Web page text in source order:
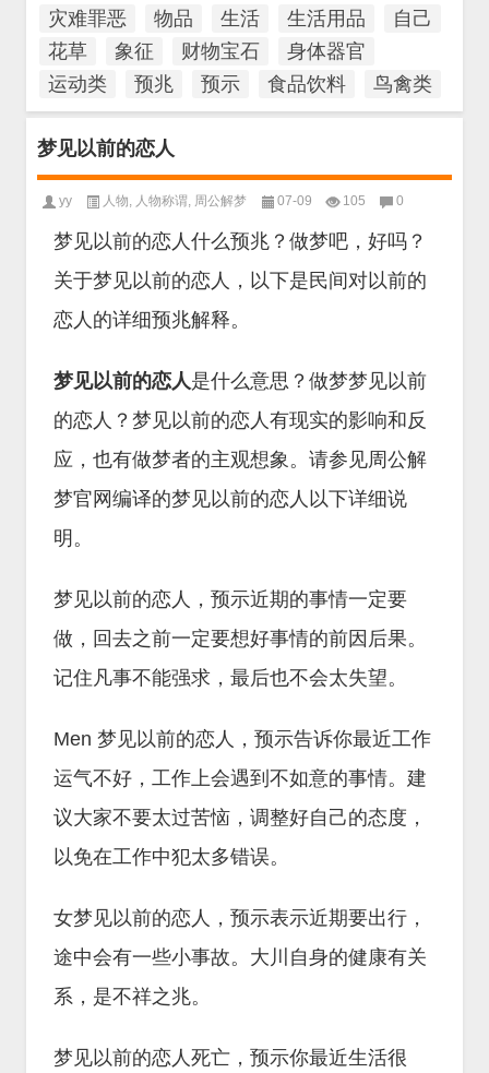
灾难罪恶
物品 生活 生活用品
自己
花草
象征 财物宝石
身体器官
运动类
预兆 预示 食品饮料 鸟禽类
梦见以前的恋人
yy 人物, 人物称谓, 周公解梦 07-09 105 0
梦见以前的恋人什么预兆？做梦吧，好吗？
关于梦见以前的恋人，以下是民间对以前的
恋人的详细预兆解释。
梦见以前的恋人是什么意思？做梦梦见以前
的恋人？梦见以前的恋人有现实的影响和反
应，也有做梦者的主观想象。请参见周公解
梦官网编译的梦见以前的恋人以下详细说
明。
梦见以前的恋人，预示近期的事情一定要
做，回去之前一定要想好事情的前因后果。
记住凡事不能强求，最后也不会太失望。
Men 梦见以前的恋人，预示告诉你最近工作
运气不好，工作上会遇到不如意的事情。建
议大家不要太过苦恼，调整好自己的态度，
以免在工作中犯太多错误。
女梦见以前的恋人，预示表示近期要出行，
途中会有一些小事故。大川自身的健康有关
系，是不祥之兆。
梦见以前的恋人死亡，预示你最近生活很